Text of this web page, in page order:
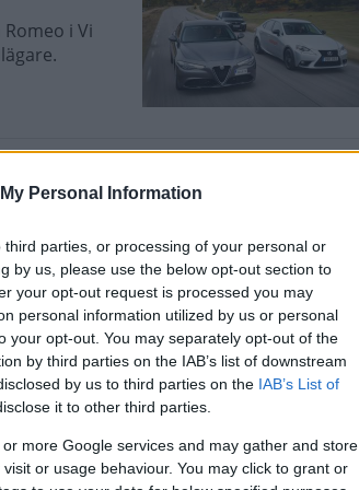
Personal Information
parties, or processing of your personal or
by us, please use the below opt-out section to
your opt-out request is processed you may
personal information utilized by us or personal
your opt-out. You may separately opt-out of the
by third parties on the IAB’s list of downstream
by us to third parties on the IAB’s List of
it to other third parties.
more Google services and may gather and store
or usage behaviour. You may click to grant or
i Vi
med
(2016)
Alfa Romeo
Giulia,